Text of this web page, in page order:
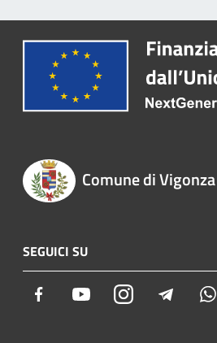
Comune di Vigonza
SEGUICI SU
Facebook YoutubeInstagram Telegram